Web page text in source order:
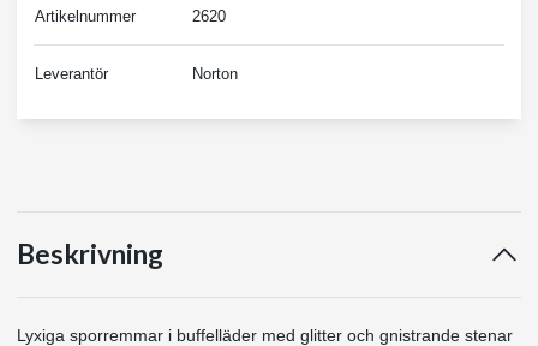
Artikelnummer 2620
Leverantör Norton
Beskrivning
Lyxiga sporremmar i buffelläder med glitter och gnistrande stenar